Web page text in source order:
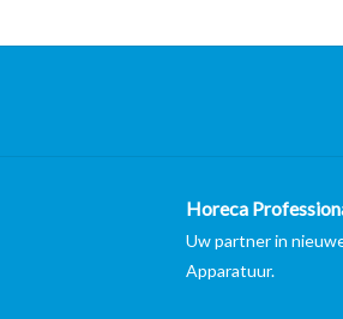
Horeca
Uw partner in
Apparatuur.